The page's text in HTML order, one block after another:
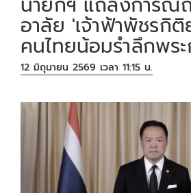
อาลัย 'เจ้าฟ้าพัชรกิ
คนไทยน้อมรำลึกพ
12 มิถุนายน 2569 เวลา 11:15 น.